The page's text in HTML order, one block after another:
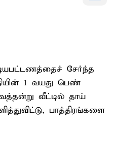
சேர்ந்த
1 வயது பெண்
வீட்டில் தாய்
பாத்திரங்களை